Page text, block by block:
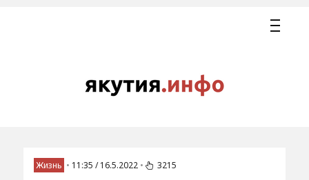
Жизнь • 11:35 / 16.5.2022 • 3215